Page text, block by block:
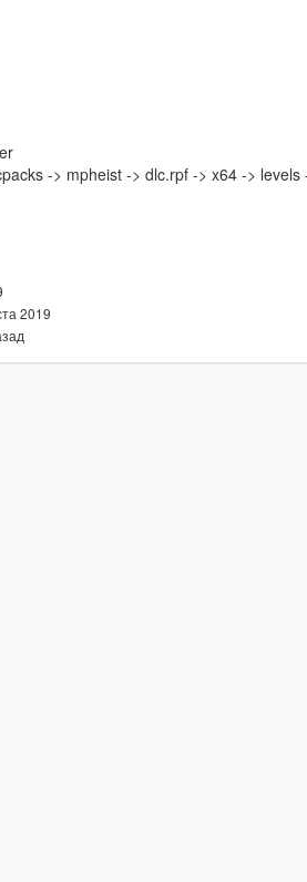
-> mpheist -> dlc.rpf -> x64 ->
2019